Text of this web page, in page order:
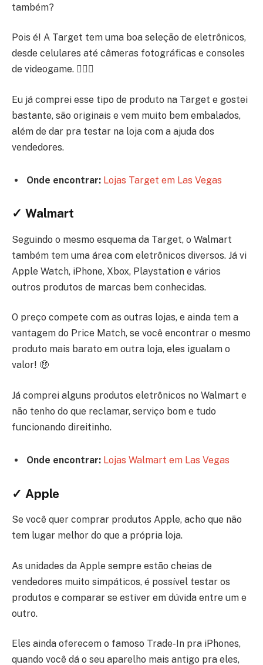
também?
Pois é! A Target tem uma boa seleção de eletrônicos,
desde celulares até câmeras fotográficas e consoles
de videogame. 🙆🏾‍♂️
Eu já comprei esse tipo de produto na Target e gostei
bastante, são originais e vem muito bem embalados,
além de dar pra testar na loja com a ajuda dos
vendedores.
Onde encontrar: Lojas Target em Las Vegas
✓ Walmart
Seguindo o mesmo esquema da Target, o Walmart
também tem uma área com eletrônicos diversos. Já vi
Apple Watch, iPhone, Xbox, Playstation e vários
outros produtos de marcas bem conhecidas.
O preço compete com as outras lojas, e ainda tem a
vantagem do Price Match, se você encontrar o mesmo
produto mais barato em outra loja, eles igualam o
valor! 🤑
Já comprei alguns produtos eletrônicos no Walmart e
não tenho do que reclamar, serviço bom e tudo
funcionando direitinho.
Onde encontrar: Lojas Walmart em Las Vegas
✓ Apple
Se você quer comprar produtos Apple, acho que não
tem lugar melhor do que a própria loja.
As unidades da Apple sempre estão cheias de
vendedores muito simpáticos, é possível testar os
produtos e comparar se estiver em dúvida entre um e
outro.
Eles ainda oferecem o famoso Trade-In pra iPhones,
quando você dá o seu aparelho mais antigo pra eles,